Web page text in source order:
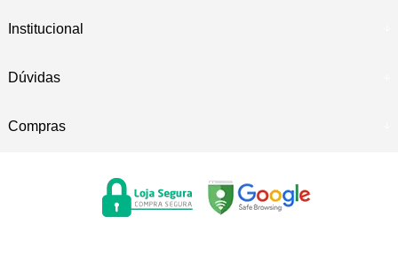
Institucional
Dúvidas
Compras